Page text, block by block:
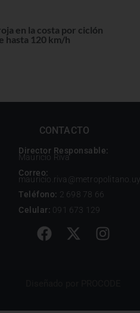
en la costa por ciclón
hasta 120 km/h
CONTACTO
Director Responsable:
Mauricio Riva
Correo:
mauricio.riva@metropolitano.uy
Teléfono: 2 698 78 66
Celular: 091 673 129